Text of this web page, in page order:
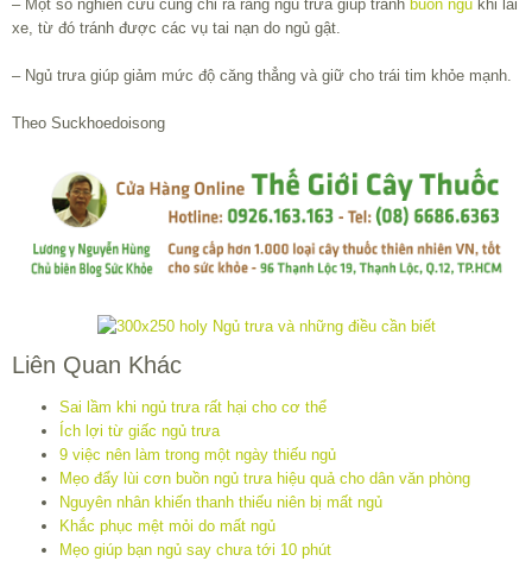
– Một số nghiên cứu cũng chỉ ra rằng ngủ trưa giúp tránh buồn ngủ khi lái
xe, từ đó tránh được các vụ tai nạn do ngủ gật.
– Ngủ trưa giúp giảm mức độ căng thẳng và giữ cho trái tim khỏe mạnh.
Theo Suckhoedoisong
Liên Quan Khác
Sai lầm khi ngủ trưa rất hại cho cơ thể
Ích lợi từ giấc ngủ trưa
9 việc nên làm trong một ngày thiếu ngủ
Mẹo đẩy lùi cơn buồn ngủ trưa hiệu quả cho dân văn phòng
Nguyên nhân khiến thanh thiếu niên bị mất ngủ
Khắc phục mệt mỏi do mất ngủ
Mẹo giúp bạn ngủ say chưa tới 10 phút